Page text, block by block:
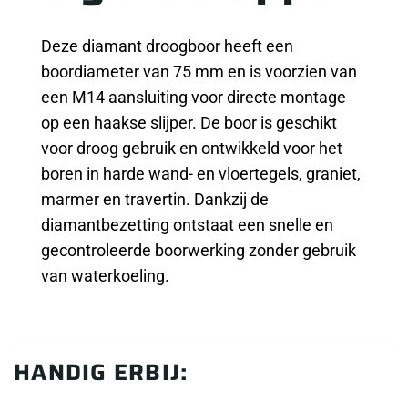
Deze diamant droogboor heeft een
boordiameter van 75 mm en is voorzien van
een M14 aansluiting voor directe montage
op een haakse slijper. De boor is geschikt
voor droog gebruik en ontwikkeld voor het
boren in harde wand- en vloertegels, graniet,
marmer en travertin. Dankzij de
diamantbezetting ontstaat een snelle en
gecontroleerde boorwerking zonder gebruik
van waterkoeling.
HANDIG ERBIJ: